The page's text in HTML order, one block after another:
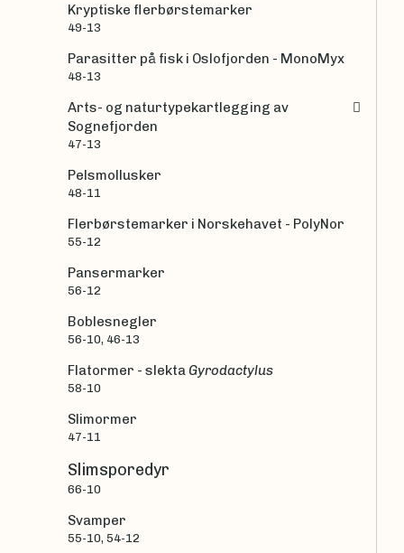
Kryptiske flerbørstemarker
49-13
Parasitter på fisk i Oslofjorden - MonoMyx
48-13
Arts- og naturtypekartlegging av
Sognefjorden
47-13
Pelsmollusker
48-11
Flerbørstemarker i Norskehavet - PolyNor
55-12
Pansermarker
56-12
Boblesnegler
56-10, 46-13
Flatormer - slektaGyrodactylus
58-10
Slimormer
47-11
Slimsporedyr
66-10
Svamper
55-10, 54-12